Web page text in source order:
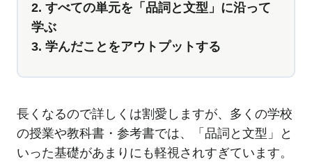
2. すべての単元を「品詞と文型」に沿って
学ぶ
3. 学んだことをアウトプットする
長くなるので詳しくは割愛しますが、多くの学校
の授業や教科書・参考書では、「品詞と文型」と
いった基礎があまりにも軽視されすぎています。